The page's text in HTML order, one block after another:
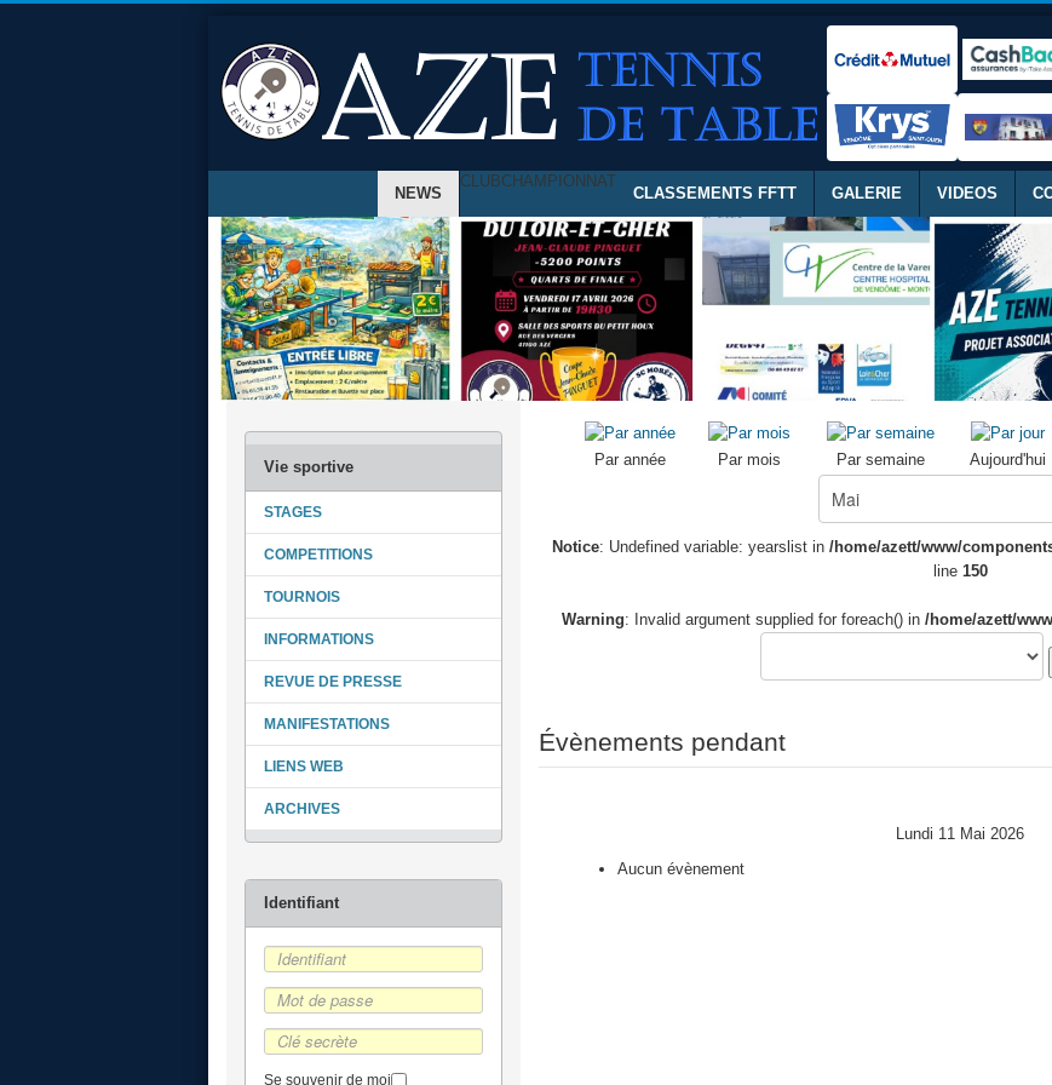
NEWS
CLUBCHAMPIONNAT
CLASSEMENTS FFTT GALERIE VIDEOS
Se souvenir de moi
STAGES
COMPETITIONS
TOURNOIS
INFORMATIONS
REVUE DE PRESSE
MANIFESTATIONS
LIENS WEB
ARCHIVES
Par année Par mois Par semaine Aujourd'hui
Notice: Undefined variable: yearslist in /home/azett/www/
line 150
Warning: Invalid argument supplied for foreach() in/home/azett/
Évènements pendant
Lundi 11 Mai 2026
Aucun évènement